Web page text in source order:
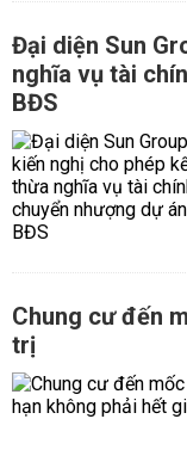
Đại diện Sun
nghĩa vụ tài
BĐS
Chung cư đến
trị